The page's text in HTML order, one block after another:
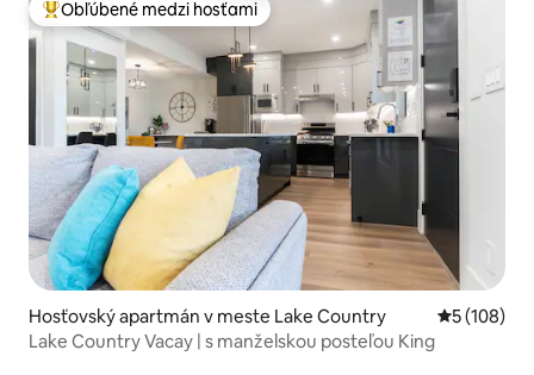
Najobľúbenejšie medzi hosťami
Obľúbené medzi hosťami
Hosťovský apartmán v meste Lake Country Priemerné
5 (108)
Lake Country Vacay | s manželskou posteľou King